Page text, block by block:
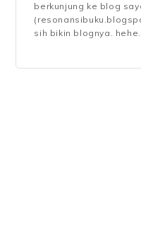
berkunjung ke blog
sih bikin blognya.